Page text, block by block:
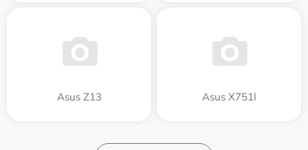
Asus Z13 Asus X751l